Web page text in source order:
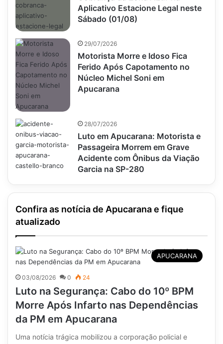
Aplicativo Estacione Legal neste
Sábado (01/08)
29/07/2026
Motorista Morre e Idoso Fica
Ferido Após Capotamento no
Núcleo Michel Soni em
Apucarana
28/07/2026
Luto em Apucarana: Motorista e
Passageira Morrem em Grave
Acidente com Ônibus da Viação
Garcia na SP-280
Confira as notícia de Apucarana e fique
atualizado
APUCARANA
03/08/2026 0 24
Luto na Segurança: Cabo do 10º BPM
Morre Após Infarto nas Dependências
da PM em Apucarana
Uma notícia trágica mobilizou a corporação policial e